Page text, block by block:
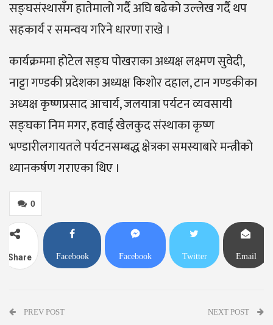
सङ्घसंस्थासँग हातेमालो गर्दै अघि बढेको उल्लेख गर्दै थप
सहकार्य र समन्वय गरिने धारणा राखे ।
कार्यक्रममा होटेल सङ्घ पोखराका अध्यक्ष लक्ष्मण सुवेदी,
नाट्टा गण्डकी प्रदेशका अध्यक्ष किशोर दहाल, टान गण्डकीका
अध्यक्ष कृष्णप्रसाद आचार्य, जलयात्रा पर्यटन व्यवसायी
सङ्घका निम मगर, हवाई खेलकुद संस्थाका कृष्ण
भण्डारीलगायतले पर्यटनसम्बद्ध क्षेत्रका समस्याबारे मन्त्रीको
ध्यानकर्षण गराएका थिए ।
0
Share Facebook Facebook Twitter Email
PREV POST NEXT POST